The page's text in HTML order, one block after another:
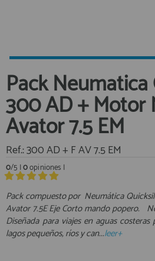
Libros
Mantenimiento y Limpieza
Motonautica
Motores
Navegacion
Neveras y Termos
Seguridad
Vela y Maniobra
Pesca
registro
Área
Regístrate y aprovecha los
Profesional de la
Pack
300 AD + Motor
Avator 7.5 EM
Ref.: 300 AD + F AV 7.5 EM
0/5 |0opiniones |
Pack compuesto por ​ Neumática
Avator 7.5E Eje Corto mando popero.
Diseñada para viajes en aguas
lagos pequeños, ríos y can...leer+